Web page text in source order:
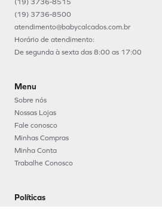
(19) 3736-8515
(19) 3736-8500
atendimento@babycalcados.com.br
Horário de atendimento:
De segunda à sexta das 8:00 as 17:00
Menu
Sobre nós
Nossas Lojas
Fale conosco
Minhas Compras
Minha Conta
Trabalhe Conosco
Políticas